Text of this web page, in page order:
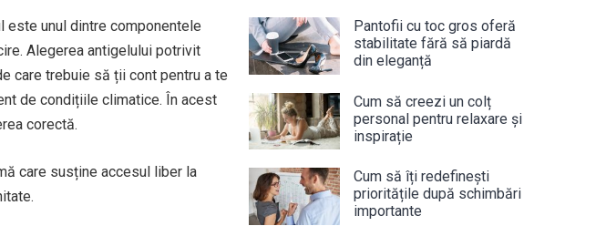
este unul dintre componentele
Alegerea antigelului potrivit
care trebuie să ții cont pentru a te
de condițiile climatice. În acest
corectă.
care susține accesul liber la
Pantofii cu toc gros oferă
stabilitate fără să piardă
din eleganță
Cum să creezi un colț
personal pentru relaxare și
inspirație
Cum să îți redefinești
prioritățile după schimbări
importante